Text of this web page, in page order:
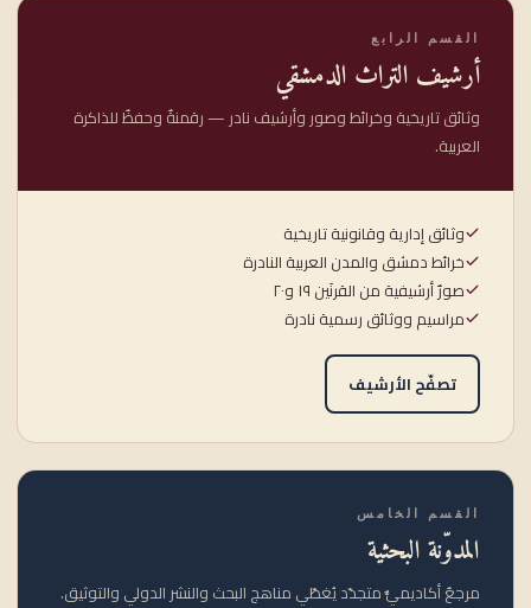
القسم الرابع
أرشيف التراث الدمشقي
وثائق تاريخية وخرائط وصور وأرشيف نادر — رقمنةٌ وحفظٌ للذاكرة
العربية.
وثائق إدارية وقانونية تاريخية
خرائط دمشق والمدن العربية النادرة
صورٌ أرشيفية من القرنَين ١٩ و٢٠
مراسيم ووثائق رسمية نادرة
تصفّح الأرشيف
القسم الخامس
المدوّنة البحثية
مرجعٌ أكاديميٌّ متجدّد يُغطّي مناهج البحث والنشر الدولي والتوثيق.